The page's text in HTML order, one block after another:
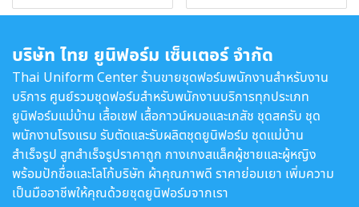
บริษัท ไทย ยูนิฟอร์ม เซ็นเตอร์ จำกัด
Thai Uniform Center ร้านขายชุดฟอร์มพนักงานสำหรับงาน
บริการ ศูนย์รวมชุดฟอร์มสำหรับพนักงานบริการทุกประเภท
ยูนิฟอร์มแม่บ้าน เสื้อเชฟ เสื้อกาวน์หมอและเภสัช ชุดสครับ ชุด
พนักงานโรงแรม รับตัดและรับผลิตชุดยูนิฟอร์ม ชุดแม่บ้าน
สำเร็จรูป สูทสำเร็จรูปราคาถูก กางเกงสแล็คผู้ชายและผู้หญิง
พร้อมปักชื่อและโลโก้บริษัท ผ้าคุณภาพดี ราคาย่อมเยา เพิ่มความ
เป็นมืออาชีพให้คุณด้วยชุดยูนิฟอร์มจากเรา